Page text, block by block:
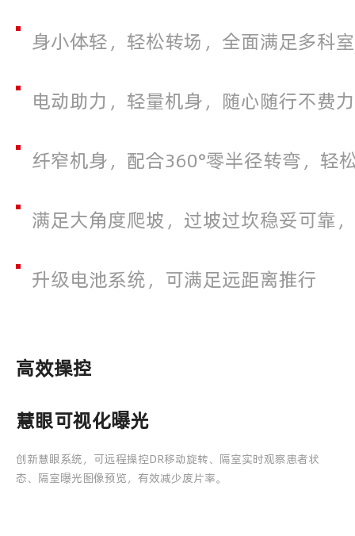
身小体轻，轻松转场，全面满足多科
电动助力，轻量机身，随心随行不费力
纤窄机身，配合360°零半径转弯，轻
满足大角度爬坡，过坡过坎稳妥可靠
升级电池系统，可满足远距离推行
高效操控
慧眼可视化曝光
创新慧眼系统，可远程操控DR移动旋转、隔室实时观察患者状
态、隔室曝光图像预览，有效减少废片率。